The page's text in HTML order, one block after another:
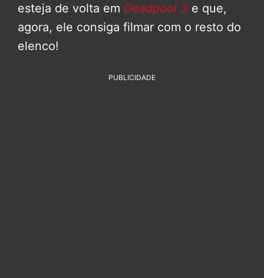
esteja de volta em Deadpool 3 e que,
agora, ele consiga filmar com o resto do
elenco!
PUBLICIDADE